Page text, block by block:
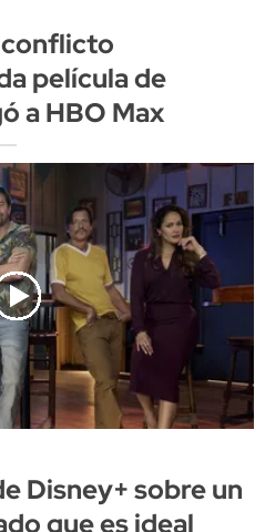
conflicto
película de
a HBO Max
Disney+ sobre un
que es ideal